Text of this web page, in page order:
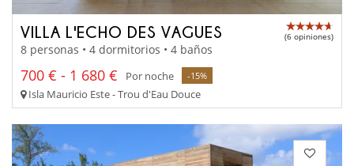
VILLA L'ECHO DES VAGUES (6 opiniones)
8 personas • 4 dormitorios • 4 baños
700 € - 1 680 € Por noche -15%
Isla Mauricio Este - Trou d'Eau Douce